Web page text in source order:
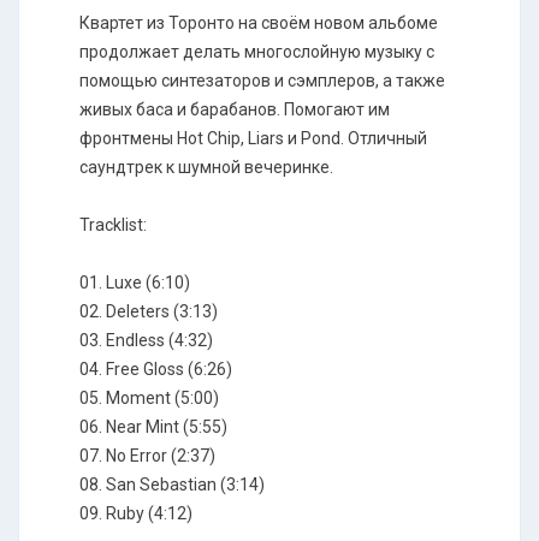
Квартет из Торонто на своём новом альбоме
продолжает делать многослойную музыку с
помощью синтезаторов и сэмплеров, а также
живых баса и барабанов. Помогают им
фронтмены Hot Chip, Liars и Pond. Отличный
саундтрек к шумной вечеринке.
Tracklist:
01. Luxe (6:10)
02. Deleters (3:13)
03. Endless (4:32)
04. Free Gloss (6:26)
05. Moment (5:00)
06. Near Mint (5:55)
07. No Error (2:37)
08. San Sebastian (3:14)
09. Ruby (4:12)